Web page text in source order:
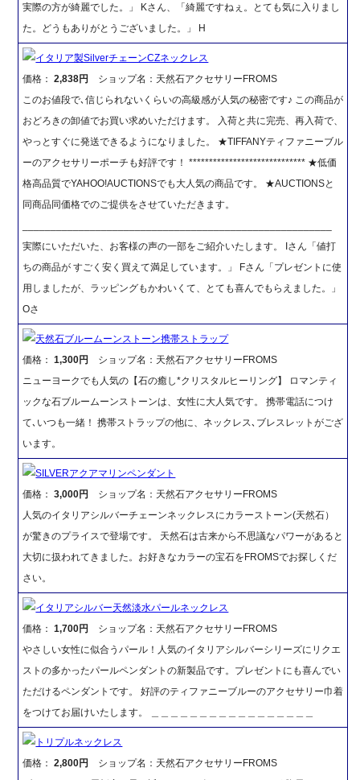
実際の方が綺麗でした。」 Kさん、「綺麗ですねぇ。とても気に入りまし
た。どうもありがとうございました。」 H
イタリア製SilverチェーンCZネックレス
価格：2,838円
ショップ名：天然石アクセサリーFROMS
このお値段で､信じられないくらいの高級感が人気の秘密です♪ この商品が
おどろきの卸値でお買い求めいただけます。 入荷と共に完売、再入荷で、
やっとすぐに発送できるようになりました。 ★TIFFANYティファニーブル
ーのアクセサリーポーチも好評です！ ***************************** ★低価
格高品質でYAHOO!AUCTIONSでも大人気の商品です。 ★AUCTIONSと
同商品同価格でのご提供をさせていただきます。
実際にいただいた、お客様の声の一部をご紹介いたします。 Iさん「値打
ちの商品が すごく安く買えて満足しています。」 Fさん「プレゼントに使
用しましたが、ラッピングもかわいくて、とても喜んでもらえました。」
Oさ
天然石ブルームーンストーン携帯ストラップ
価格：1,300円
ショップ名：天然石アクセサリーFROMS
ニューヨークでも人気の【石の癒し*クリスタルヒーリング】 ロマンティ
ックな石ブルームーンストーンは、女性に大人気です。 携帯電話につけ
て､いつも一緒！ 携帯ストラップの他に、ネックレス､ブレスレットがござ
います。
SILVERアクアマリンペンダント
価格：3,000円
ショップ名：天然石アクセサリーFROMS
人気のイタリアシルバーチェーンネックレスにカラーストーン(天然石）
が驚きのプライスで登場です。 天然石は古来から不思議なパワーがあると
大切に扱われてきました。お好きなカラーの宝石をFROMSでお探しくだ
さい。
イタリアシルバー天然淡水パールネックレス
価格：1,700円
ショップ名：天然石アクセサリーFROMS
やさしい女性に似合うパール！人気のイタリアシルバーシリーズにリクエ
ストの多かったパールペンダントの新製品です。プレゼントにも喜んでい
ただけるペンダントです。 好評のティファニーブルーのアクセサリー巾着
をつけてお届けいたします。 ＿＿＿＿＿＿＿＿＿＿＿＿＿＿＿＿＿
トリプルネックレス
価格：2,800円
ショップ名：天然石アクセサリーFROMS